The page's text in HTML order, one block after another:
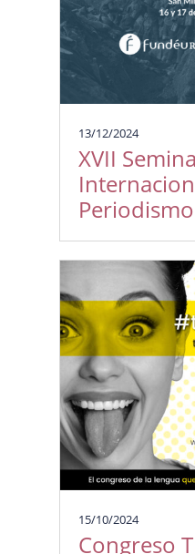
13/12/2024
XVII
Periodismo
15/10/2024
Congreso